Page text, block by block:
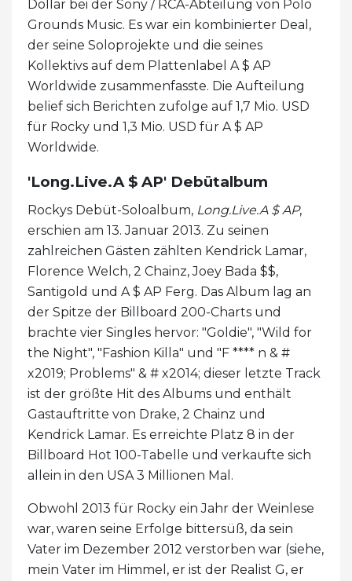
Dollar bei der Sony / RCA-Abteilung von Polo
Grounds Music. Es war ein kombinierter Deal,
der seine Soloprojekte und die seines
Kollektivs auf dem Plattenlabel A $ AP
Worldwide zusammenfasste. Die Aufteilung
belief sich Berichten zufolge auf 1,7 Mio. USD
für Rocky und 1,3 Mio. USD für A $ AP
Worldwide.
'Long.Live.A $ AP' Debütalbum
Rockys Debüt-Soloalbum, Long.Live.A $ AP,
erschien am 13. Januar 2013. Zu seinen
zahlreichen Gästen zählten Kendrick Lamar,
Florence Welch, 2 Chainz, Joey Bada $$,
Santigold und A $ AP Ferg. Das Album lag an
der Spitze der Billboard 200-Charts und
brachte vier Singles hervor: "Goldie", "Wild for
the Night", "Fashion Killa" und "F **** n & #
x2019; Problems" & # x2014; dieser letzte Track
ist der größte Hit des Albums und enthält
Gastauftritte von Drake, 2 Chainz und
Kendrick Lamar. Es erreichte Platz 8 in der
Billboard Hot 100-Tabelle und verkaufte sich
allein in den USA 3 Millionen Mal.
Obwohl 2013 für Rocky ein Jahr der Weinlese
war, waren seine Erfolge bittersüß, da sein
Vater im Dezember 2012 verstorben war (siehe,
mein Vater im Himmel, er ist der Realist G, er